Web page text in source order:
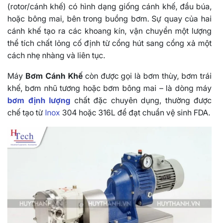
(rotor/cánh khế) có hình dạng giống cánh khế, đầu búa,
hoặc bông mai, bên trong buồng bơm. Sự quay của hai
cánh khế tạo ra các khoang kín, vận chuyển một lượng
thể tích chất lỏng cố định từ cổng hút sang cổng xả một
cách nhẹ nhàng và liên tục.
Máy Bơm Cánh Khếcòn được gọi là bơm thùy, bơm trái
khế, bơm nhũ tương hoặc bơm bông mai – là dòng máy
bơm định lượng chất đặc chuyên dụng, thường được
chế tạo từ Inox 304 hoặc 316L để đạt chuẩn vệ sinh FDA.